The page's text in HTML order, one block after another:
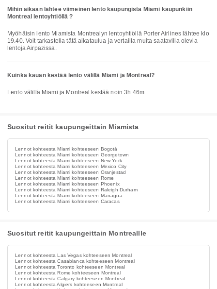
Mihin aikaan lähtee viimeinen lento kaupungista Miami kaupunkiin
Montreal lentoyhtiöllä ?
Myöhäisin lento Miamista Montrealyn lentoyhtiöllä Porter Airlines lähtee klo
19.40. Voit tarkastella tätä aikataulua ja vertailla muita saatavilla olevia
lentoja Airpazissa.
Kuinka kauan kestää lento välillä Miami ja Montreal?
Lento välillä Miami ja Montreal kestää noin 3h 46m.
Suositut reitit kaupungeittain Miamista
Lennot kohteesta Miami kohteeseen Bogotá
Lennot kohteesta Miami kohteeseen Georgetown
Lennot kohteesta Miami kohteeseen New York
Lennot kohteesta Miami kohteeseen Mexico City
Lennot kohteesta Miami kohteeseen Oranjestad
Lennot kohteesta Miami kohteeseen Rome
Lennot kohteesta Miami kohteeseen Phoenix
Lennot kohteesta Miami kohteeseen Raleigh Durham
Lennot kohteesta Miami kohteeseen Managua
Lennot kohteesta Miami kohteeseen Caracas
Suositut reitit kaupungeittain Montreallle
Lennot kohteesta Las Vegas kohteeseen Montreal
Lennot kohteesta Casablanca kohteeseen Montreal
Lennot kohteesta Toronto kohteeseen Montreal
Lennot kohteesta Rome kohteeseen Montreal
Lennot kohteesta Calgary kohteeseen Montreal
Lennot kohteesta Algiers kohteeseen Montreal